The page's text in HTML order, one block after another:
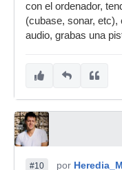
con el ordenador,
(cubase, sonar, etc),
audio, grabas una
#10 por